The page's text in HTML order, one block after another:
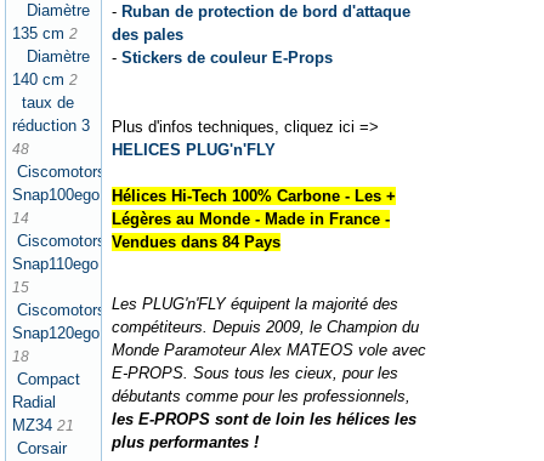
Diamètre
135 cm 2
Diamètre
140 cm 2
taux de
réduction 3
48
Ciscomotors
Snap100ego
14
Ciscomotors
Snap110ego
15
Ciscomotors
Snap120ego
18
Compact
Radial
MZ34 21
Corsair
- Ruban de protection de bord d'attaque
des pales
-Stickers de couleur E-Props
Plus d'infos techniques, cliquez ici =>
HELICES PLUG'n'FLY
Hélices Hi-Tech 100% Carbone - Les +
Légères au Monde - Made in France -
Vendues dans 84 Pays
Les PLUG'n'FLY équipent la majorité des
compétiteurs. Depuis 2009, le Champion du
Monde Paramoteur Alex MATEOS vole avec
E-PROPS. Sous tous les cieux, pour les
débutants comme pour les professionnels,
les E-PROPS sont de loin les hélices les
plus performantes !